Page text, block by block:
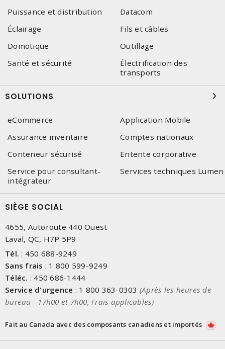
Puissance et distribution
Datacom
Éclairage
Fils et câbles
Domotique
Outillage
Santé et sécurité
Électrification des
transports
SOLUTIONS
eCommerce
Application Mobile
Assurance inventaire
Comptes nationaux
Conteneur sécurisé
Entente corporative
Service pour consultant-
intégrateur
Services techniques Lumen
SIÈGE SOCIAL
4655, Autoroute 440 Ouest
Laval, QC, H7P 5P9
Tél. : 450 688-9249
Sans frais : 1 800 599-9249
Téléc. : 450 686-1444
Service d'urgence : 1 800 363-0303 (Après les heures de
bureau - 17h00 et 7h00, Frais applicables)
Fait au Canada avec des composants canadiens et importés